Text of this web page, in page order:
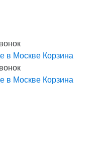
в Москве Корзина
в Москве Корзина